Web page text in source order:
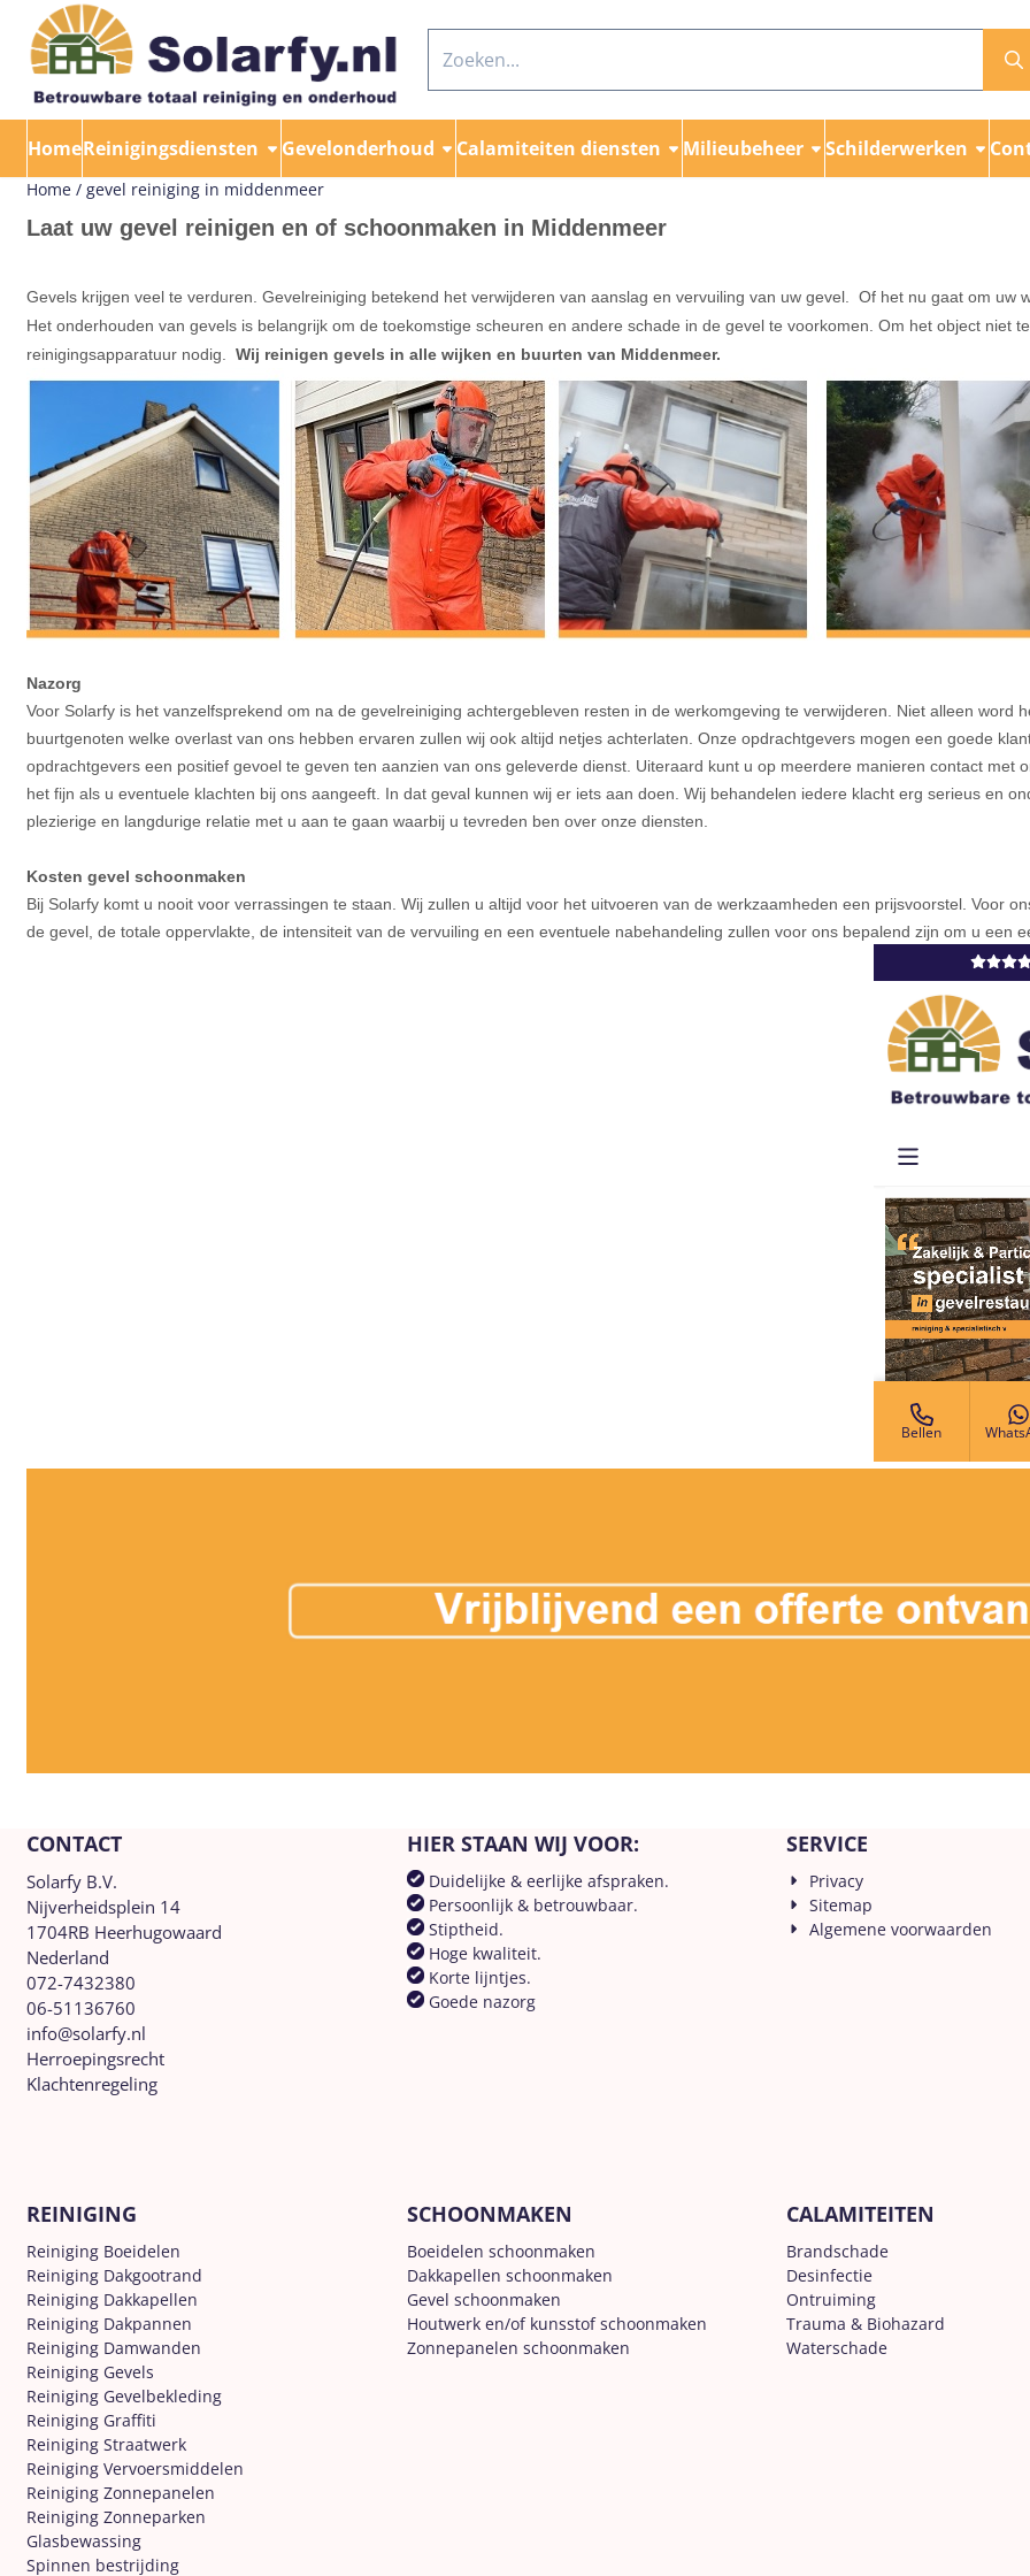
Cookievoorkeuren zijn momenteel gesloten.
HomeReinigingsdiensten Gevelonderhoud Calamiteiten diensten Milieubeheer Schilderwerken
Home / gevel reiniging in middenmeer
Laat uw gevel reinigen en of schoonmaken in Middenmeer
Gevels krijgen veel te verduren. Gevelreiniging betekend het verwijderen van aanslag en vervuiling van uw gevel. Of het nu gaat om uw
Het onderhouden van gevels is belangrijk om de toekomstige scheuren en andere schade in de gevel te voorkomen. Om het object niet
reinigingsapparatuur nodig.Wij reinigen gevels in alle wijken en buurten van Middenmeer.
Nazorg
Voor Solarfy is het vanzelfsprekend om na de gevelreiniging achtergebleven resten in de werkomgeving te verwijderen. Niet alleen word
buurtgenoten welke overlast van ons hebben ervaren zullen wij ook altijd netjes achterlaten. Onze opdrachtgevers mogen een goede
opdrachtgevers een positief gevoel te geven ten aanzien van ons geleverde dienst. Uiteraard kunt u op meerdere manieren contact met
het fijn als u eventuele klachten bij ons aangeeft. In dat geval kunnen wij er iets aan doen. Wij behandelen iedere klacht erg serieus en
plezierige en langdurige relatie met u aan te gaan waarbij u tevreden ben over onze diensten.
Kosten gevel schoonmaken
Bij Solarfy komt u nooit voor verrassingen te staan. Wij zullen u altijd voor het uitvoeren van de werkzaamheden een prijsvoorstel. Voor
de gevel, de totale oppervlakte, de intensiteit van de vervuiling en een eventuele nabehandeling zullen voor ons bepalend zijn om u een
CONTACT
Solarfy B.V.
Nijverheidsplein 14
1704RB Heerhugowaard
Nederland
072-7432380
06-51136760
info@solarfy.nl
Herroepingsrecht
Klachtenregeling
HIER STAAN WIJ VOOR:
Duidelijke & eerlijke afspraken.
Persoonlijk & betrouwbaar.
Stiptheid.
Hoge kwaliteit.
Korte lijntjes.
Goede nazorg
SERVICE
Privacy
Sitemap
Algemene voorwaarden
REINIGING
Reiniging Boeidelen
Reiniging Dakgootrand
Reiniging Dakkapellen
Reiniging Dakpannen
Reiniging Damwanden
Reiniging Gevels
Reiniging Gevelbekleding
Reiniging Graffiti
Reiniging Straatwerk
Reiniging Vervoersmiddelen
Reiniging Zonnepanelen
Reiniging Zonneparken
Glasbewassing
Spinnen bestrijding
SCHOONMAKEN
Boeidelen schoonmaken
Dakkapellen schoonmaken
Gevel schoonmaken
Houtwerk en/of kunsstof schoonmaken
Zonnepanelen schoonmaken
CALAMITEITEN
Brandschade
Desinfectie
Ontruiming
Trauma & Biohazard
Waterschade